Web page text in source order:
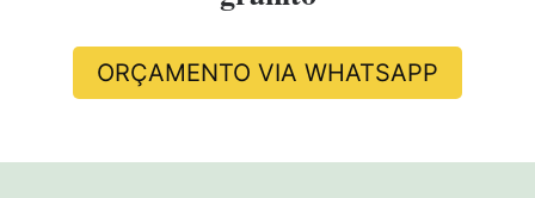
ORÇAMENTO VIA WHATSAPP